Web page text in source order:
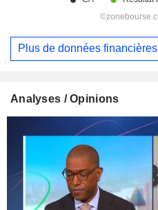
Plus de données financières
Analyses / Opinions